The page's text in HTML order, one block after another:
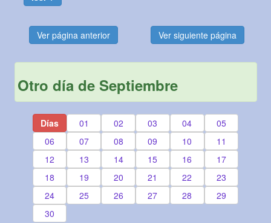
Ver página anterior Ver siguiente página
Otro día de Septiembre
Días 01 02 03 04
05
06
07 08 09 10
11
12
13 14 15 16
17
18
19 20 21 22
23
24
25 26 27 28
29
30